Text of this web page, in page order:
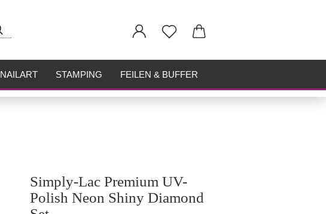
NAILART STAMPING FEILEN & BUFFER
Simply-Lac Premium UV-
Polish Neon Shiny Diamond